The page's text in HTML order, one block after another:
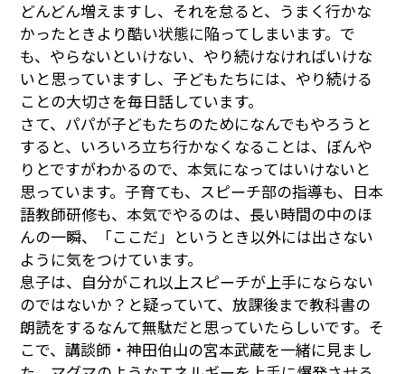
どんどん増えますし、それを怠ると、うまく行かな
かったときより酷い状態に陥ってしまいます。で
も、やらないといけない、やり続けなければいけな
いと思っていますし、子どもたちには、やり続ける
ことの大切さを毎日話しています。
さて、パパが子どもたちのためになんでもやろうと
すると、いろいろ立ち行かなくなることは、ぼんや
りとですがわかるので、本気になってはいけないと
思っています。子育ても、スピーチ部の指導も、日本
語教師研修も、本気でやるのは、長い時間の中のほ
んの一瞬、「ここだ」というとき以外には出さない
ように気をつけています。
息子は、自分がこれ以上スピーチが上手にならない
のではないか？と疑っていて、放課後まで教科書の
朗読をするなんて無駄だと思っていたらしいです。そ
こで、講談師・神田伯山の宮本武蔵を一緒に見まし